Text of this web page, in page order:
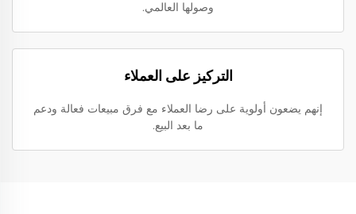
وصولها العالمي.
التركيز على العملاء
إنهم يضعون أولوية على رضا العملاء مع فرق مبيعات فعالة ودعم
ما بعد البيع.